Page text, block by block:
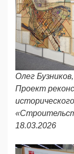
Олег
Проект
18.03.2026